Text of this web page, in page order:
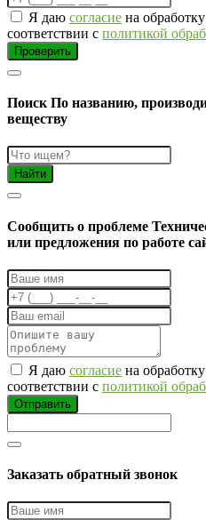
Я даю согласие на
соответствии с политикой
Проверить
Поиск По названию,
веществу
Найти
Cообщить о проблеме
или предложения по работе
Я даю согласие на
соответствии с политикой
Отправить
Заказать обратный звонок